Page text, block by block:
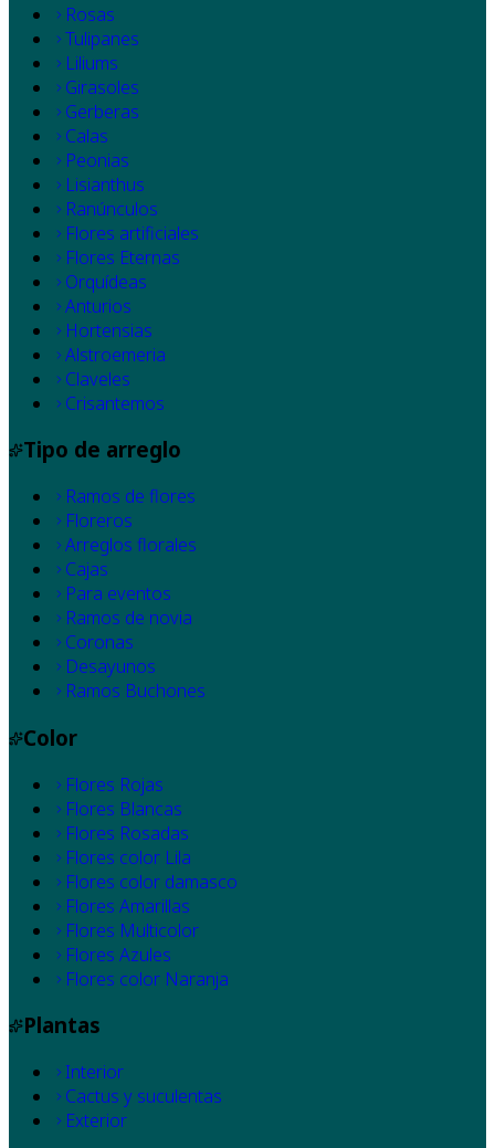
Rosas
Tulipanes
Liliums
Girasoles
Gerberas
Calas
Peonias
Lisianthus
Ranúnculos
Flores artificiales
Flores Eternas
Orquídeas
Anturios
Hortensias
Alstroemeria
Claveles
Crisantemos
Tipo de arreglo
Ramos de flores
Floreros
Arreglos florales
Cajas
Para eventos
Ramos de novia
Coronas
Desayunos
Ramos Buchones
Color
Flores Rojas
Flores Blancas
Flores Rosadas
Flores color Lila
Flores color damasco
Flores Amarillas
Flores Multicolor
Flores Azules
Flores color Naranja
Plantas
Interior
Cactus y suculentas
Exterior